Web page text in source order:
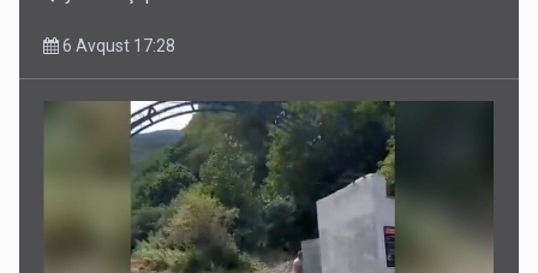
6 Avqust 17:28